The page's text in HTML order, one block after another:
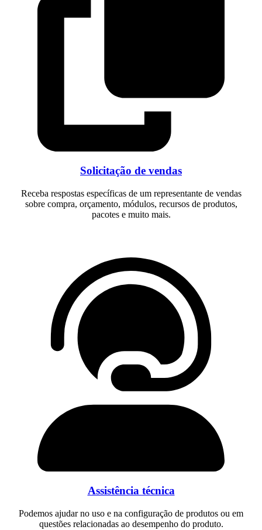
Solicitação de vendas
Receba respostas específicas de um representante de vendas
sobre compra, orçamento, módulos, recursos de produtos,
pacotes e muito mais.
Assistência técnica
Podemos ajudar no uso e na configuração de produtos ou em
questões relacionadas ao desempenho do produto.